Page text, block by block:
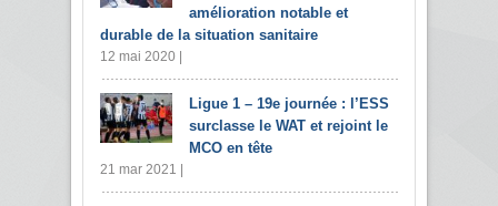
amélioration notable et
durable de la situation sanitaire
12 mai 2020 |
Ligue 1 – 19e journée : l’ESS
surclasse le WAT et rejoint le
MCO en tête
21 mar 2021 |